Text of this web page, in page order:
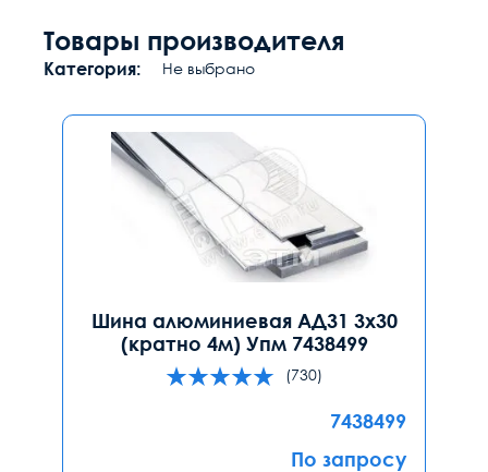
Товары производителя
Категория: Не выбрано
Шина алюминиевая АД31 3х30
(кратно 4м) Упм 7438499
(730)
7438499
По запросу